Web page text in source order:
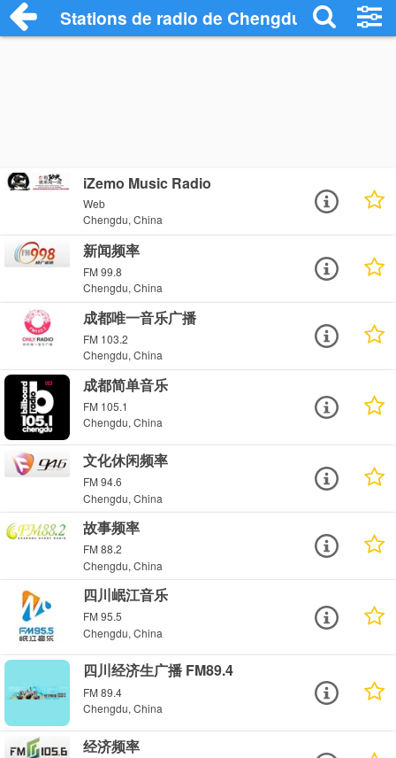
Stations de radio de Chengdu
iZemo Music Radio
Web
Chengdu, China
新闻频率
FM 99.8
Chengdu, China
成都唯一音乐广播
FM 103.2
Chengdu, China
成都简单音乐
FM 105.1
Chengdu, China
文化休闲频率
FM 94.6
Chengdu, China
故事频率
FM 88.2
Chengdu, China
四川岷江音乐
FM 95.5
Chengdu, China
四川经济生广播 FM89.4
FM 89.4
Chengdu, China
经济频率